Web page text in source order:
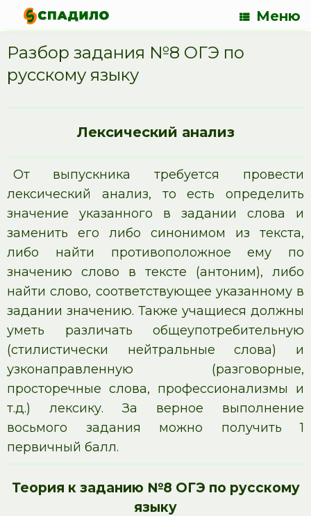
Меню
Разбор задания №8 ОГЭ по
русскому языку
Лексический анализ
От выпускника требуется провести
лексический анализ, то есть определить
значение указанного в задании слова и
заменить его либо синонимом из текста,
либо найти противоположное ему по
значению слово в тексте (антоним), либо
найти слово, соответствующее указанному в
задании значению. Также учащиеся должны
уметь различать общеупотребительную
(стилистически нейтральные слова) и
узконаправленную (разговорные,
просторечные слова, профессионализмы и
т.д.) лексику. За верное выполнение
восьмого задания можно получить 1
первичный балл.
Теория к заданию №8 ОГЭ по русскому
языку